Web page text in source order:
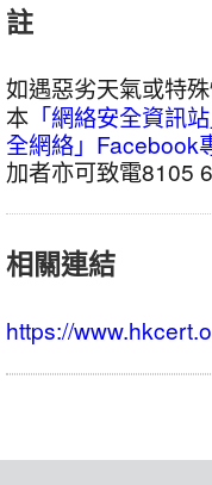
獎
禮
下
午
時
段
議
程
註
如遇惡劣天氣或特
本 「網絡安全資訊站
全網絡」Facebook
加者亦可致電8105
相關連結
https://